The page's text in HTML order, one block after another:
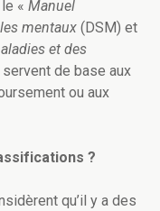
« Manuel
mentaux (DSM) et
et des
servent de base aux
ou aux
?
qu’il y a des